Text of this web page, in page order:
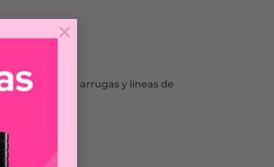
×
rellenando arrugas y líneas de